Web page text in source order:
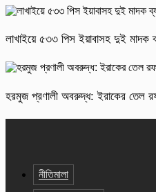
লাখাইয়ে ৫৩৩ পিস ইয়াবাসহ দুই মাদক
হরমুজ প্রণালী অবরুদ্ধ: ইরাকের তেল
নীতিমালা